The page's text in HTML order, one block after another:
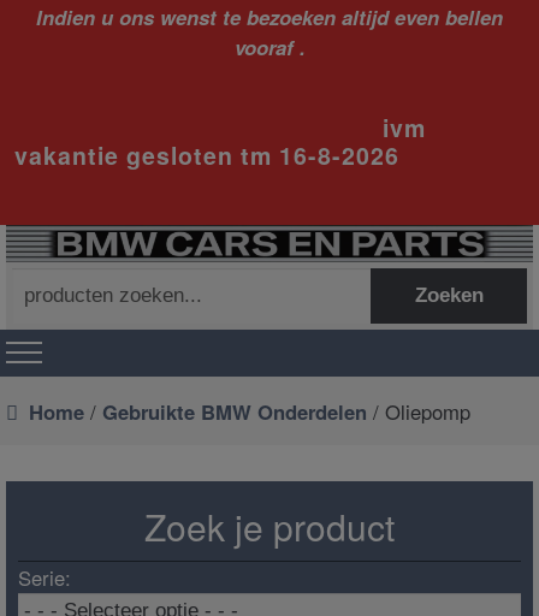
Indien u ons wenst te bezoeken altijd even bellen
vooraf .
ivm
vakantie gesloten tm 16-8-2026
naar:
Zoeken
Home / Gebruikte BMW Onderdelen / Oliepomp
Zoek je product
Serie: